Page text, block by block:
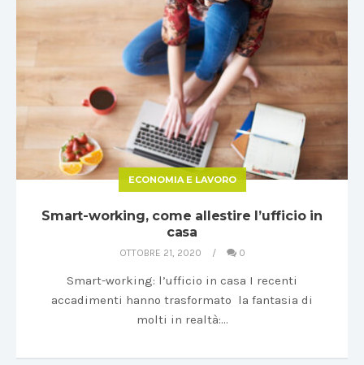
ECONOMIA E LAVORO
Smart-working, come allestire l’ufficio in
casa
OTTOBRE 21, 2020 0
Smart-working: l’ufficio in casa I recenti
accadimenti hanno trasformato la fantasia di
molti in realtà:…